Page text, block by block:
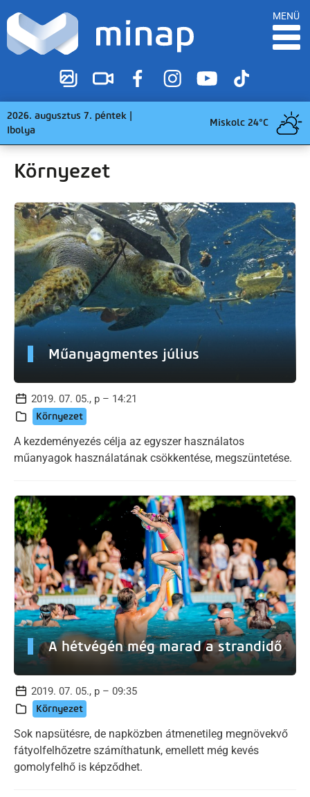
MENÜ
2026. augusztus 7. péntek |
Ibolya
Miskolc 24°C
Környezet
Műanyagmentes július
2019. 07. 05., p – 14:21
Környezet
A kezdeményezés célja az egyszer használatos
műanyagok használatának csökkentése, megszüntetése.
A hétvégén még marad a strandidő
2019. 07. 05., p – 09:35
Környezet
Sok napsütésre, de napközben átmenetileg megnövekvő
fátyolfelhőzetre számíthatunk, emellett még kevés
gomolyfelhő is képződhet.